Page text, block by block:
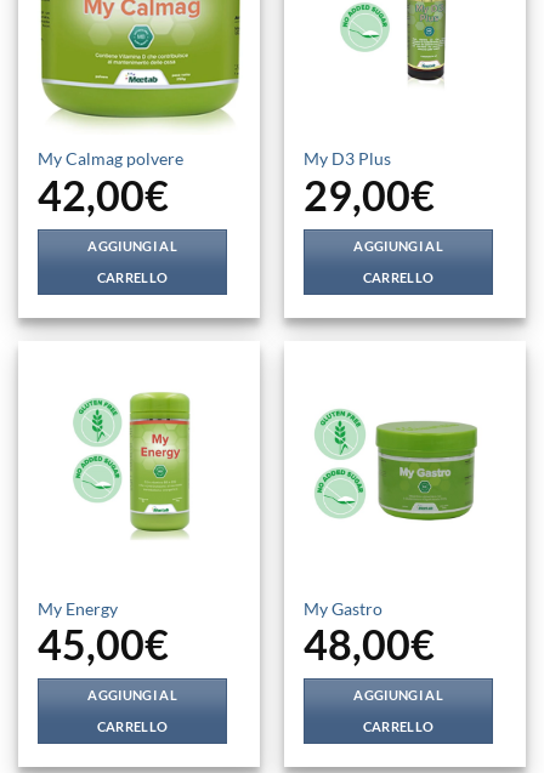
My Calmag polvere
42,00€
AGGIUNGI AL
CARRELLO
My D3 Plus
29,00€
AGGIUNGI AL
CARRELLO
My Energy
45,00€
AGGIUNGI AL
CARRELLO
My Gastro
48,00€
AGGIUNGI AL
CARRELLO